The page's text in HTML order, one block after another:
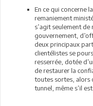
En ce qui concerne
remaniement
s’agit seulement
gouvernement,
deux principaux
clientélistes se
resserrée, dotée
de restaurer la
toutes sortes, alors
tunnel, même s’il